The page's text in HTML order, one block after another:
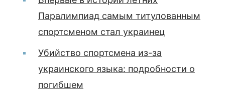
Паралимпиад самым титулованным
спортсменом стал украинец
Убийство спортсмена из-за
украинского языка: подробности о
погибшем